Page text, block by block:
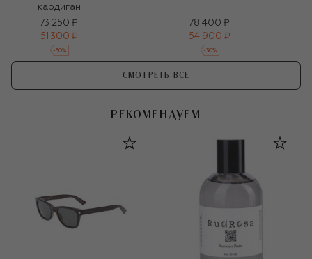
кардиган
73 250 ₽
51 300 ₽
-30%
78 400 ₽
54 900 ₽
-30%
СМОТРЕТЬ ВСЕ
РЕКОМЕНДУЕМ